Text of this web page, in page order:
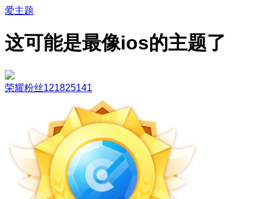
爱主题
这可能是最像ios的主题了
荣耀粉丝121825141